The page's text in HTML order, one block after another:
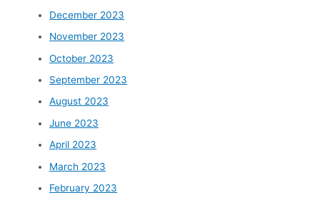
December 2023
November 2023
October 2023
September 2023
August 2023
June 2023
April 2023
March 2023
February 2023